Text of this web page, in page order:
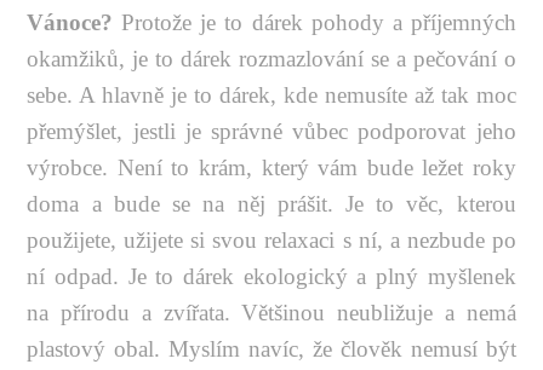
Vánoce? Protože je to dárek pohody a příjemných
okamžiků, je to dárek rozmazlování se a pečování o
sebe. A hlavně je to dárek, kde nemusíte až tak moc
přemýšlet, jestli je správné vůbec podporovat jeho
výrobce. Není to krám, který vám bude ležet roky
doma a bude se na něj prášit. Je to věc, kterou
použijete, užijete si svou relaxaci s ní, a nezbude po
ní odpad. Je to dárek ekologický a plný myšlenek
na přírodu a zvířata. Většinou neubližuje a nemá
plastový obal. Myslím navíc, že člověk nemusí být